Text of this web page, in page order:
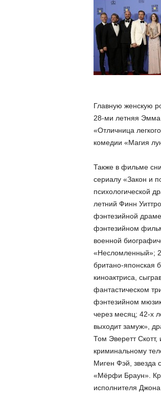
Главную женскую
28-ми летняя Эмма
«Отличница
комедии «Магия
Также в фильме
сериалу «Закон и
психологической
летний Финн
фэнтезийной
фэнтезийном
военной
«Несломленный»;
британо-японская
киноактриса,
фантастическом
фэнтезийном
через месяц; 42-х
выходит замуж»,
Том Эверетт
криминальному
Миген Фэй, звезда
«Мёрфи Браун».
исполнителя